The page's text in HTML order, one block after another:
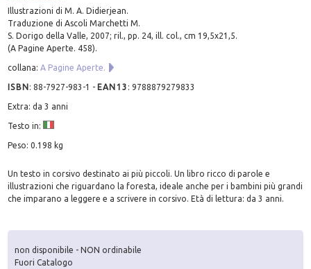
Illustrazioni di M. A. Didierjean.
Traduzione di Ascoli Marchetti M.
S. Dorigo della Valle, 2007; ril., pp. 24, ill. col., cm 19,5x21,5.
(A Pagine Aperte. 458).
collana:A Pagine Aperte.
ISBN:88-7927-983-1 - EAN13 :9788879279833
Extra: da 3 anni
Testo in:
Peso: 0.198 kg
Un testo in corsivo destinato ai più piccoli. Un libro ricco di parole e
illustrazioni che riguardano la foresta, ideale anche per i bambini più grandi
che imparano a leggere e a scrivere in corsivo. Età di lettura: da 3 anni.
non disponibile - NON ordinabile
Fuori Catalogo